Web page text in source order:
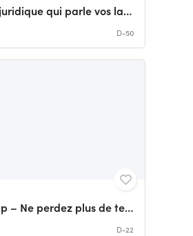
Haqqi, l'IA juridique qui parle vos langues
D-50
The Gift App – Ne perdez plus de temps à chercher un cadeau.
D-22